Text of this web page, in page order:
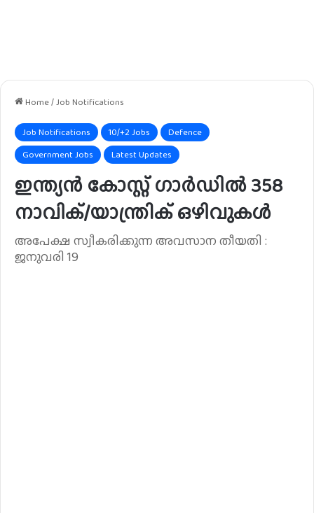
Home/Job Notifications
Job Notifications 10/+2 Jobs
Defence
Government Jobs
Latest Updates
ഇന്ത്യൻ കോസ്റ്റ് ഗാർഡിൽ 358
നാവിക്/യാന്ത്രിക് ഒഴിവുകൾ
അപേക്ഷ സ്വീകരിക്കുന്ന അവസാന തീയതി :
ജനുവരി 19